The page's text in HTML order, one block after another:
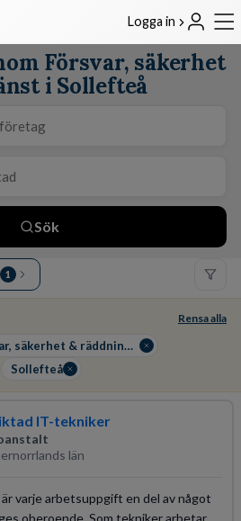
Logga in
Försvar, säkerhet
i Sollefteå
Sök
1
Rensa alla
Försvar, säkerhet & räddningstjänst
Sollefteå
IT-tekniker
län
varje arbetsuppgift en del av något
oberoende. Som tekniker arbetar